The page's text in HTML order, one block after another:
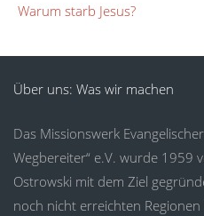
Warum starb Jesus?
Über uns: Was wir machen
Das Missionswerk
Wegbereiter“ e.V. wurde 1959
Ostrowski mit dem Ziel
noch nicht erreichten